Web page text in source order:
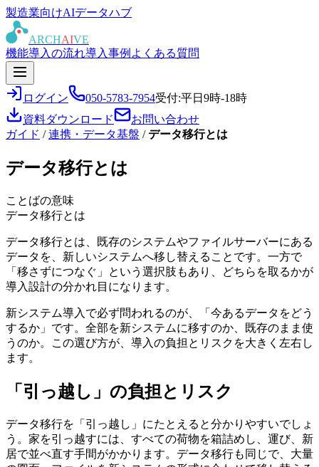
製造業向けAIデータハブ
ARCHAIVE
機能導入の流れ導入事例 よくある質問
ログイン 050-5783-7954受付:平日9時-18時
資料ダウンロード
お問い合わせ
ガイド /連携・データ基盤 /データ移行とは
データ移行とは
ことばの意味
データ移行とは
データ移行とは、既存のシステムやファイルサーバーにある
データを、新しいシステムへ移し替えることです。一方で
「移さずにつなぐ」という選択肢もあり、どちらを取るかが
導入設計の分かれ目になります。
新システム導入で必ず問われるのが、「今あるデータをどう
するか」です。全部を新システムに移すのか、既存のまま使
うのか。この選び方が、導入の負担とリスクを大きく左右し
ます。
「引っ越し」の負担とリスク
データ移行を「引っ越し」にたとえると分かりやすいでしょ
う。家を引っ越すには、すべての荷物を箱詰めし、運び、新
居で並べ直す手間がかかります。データ移行も同じで、大量